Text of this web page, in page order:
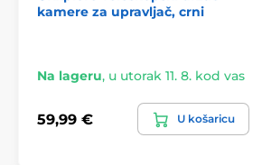
kamere za upravljač, crni
Na lageru, u utorak 11. 8. kod vas
59,99 € U košaricu